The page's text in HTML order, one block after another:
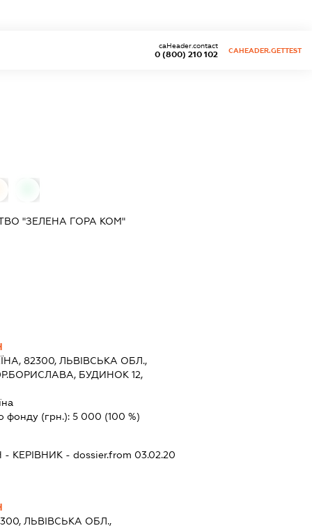
0 (800) 210 102
caHeader.contact
CAHEADER.GETTEST
"ЗЕЛЕНА ГОРА КОМ"
82300, ЛЬВІВСЬКА ОБЛ.,
БУДИНОК 12,
фонду (грн.): 5 000 (100 %)
- КЕРІВНИК - dossier.from 03.02.20
ЛЬВІВСЬКА ОБЛ.,